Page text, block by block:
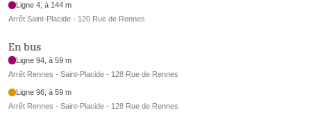
Ligne 4, à 144 m
Arrêt Saint-Placide - 120 Rue de Rennes
En bus
Ligne 94, à 59 m
Arrêt Rennes - Saint-Placide - 128 Rue de Rennes
Ligne 96, à 59 m
Arrêt Rennes - Saint-Placide - 128 Rue de Rennes